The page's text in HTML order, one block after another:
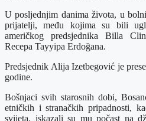
U posljednjim danima života, u
prijatelji, među kojima su bili
američkog predsjednika Billa
Recepa Tayyipa Erdoğana.
Predsjednik Alija Izetbegović je
godine.
Bošnjaci svih starosnih dobi,
etničkih i stranačkih pripadnosti,
svijeta, iskazali su mu počast na